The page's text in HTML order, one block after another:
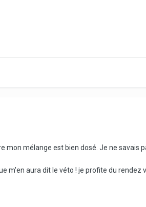
mon mélange est bien dosé. Je ne
m'en aura dit le véto ! je profite du rendez